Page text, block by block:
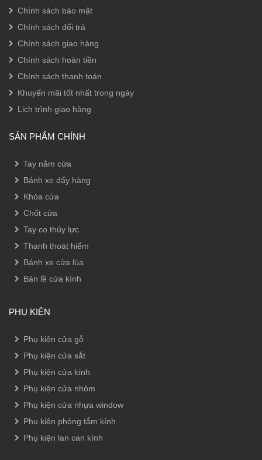
Chính sách bảo mật
Chính sách đổi trả
Chính sách giao hàng
Chính sách hoàn tiền
Chính sách thanh toán
Khuyến mãi tốt nhất trong ngày
Lịch trình giao hàng
SẢN PHẨM CHÍNH
Tay nắm cửa
Bánh xe đẩy hàng
Khóa cửa
Chốt cửa
Tay co thủy lực
Thanh thoát hiểm
Bánh xe cửa lùa
Bản lề cửa kính
PHỤ KIỆN
Phụ kiện cửa gỗ
Phụ kiện cửa sắt
Phụ kiện cửa kính
Phụ kiện cửa nhôm
Phụ kiện cửa nhựa window
Phụ kiện phòng tắm kính
Phụ kiện lan can kính